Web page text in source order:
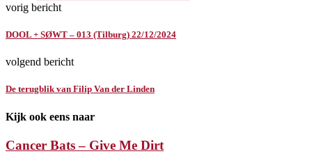
vorig bericht
DOOL + SØWT – 013 (Tilburg) 22/12/2024
volgend bericht
De terugblik van Filip Van der Linden
Kijk ook eens naar
Cancer Bats – Give Me Dirt